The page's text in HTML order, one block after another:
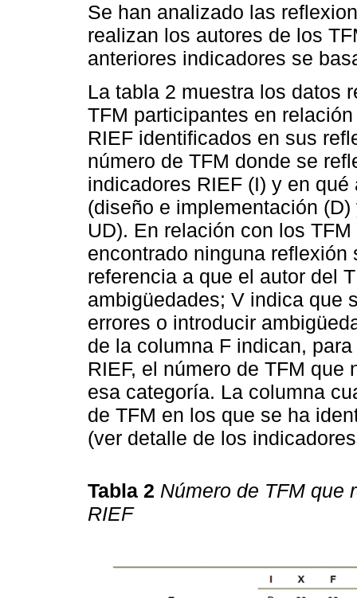
Se han analizado las
realizan los autores de los
anteriores indicadores se
La tabla 2 muestra los datos
TFM participantes en
RIEF identificados en sus
número de TFM donde se
indicadores RIEF (I) y en
(diseño e implementación
UD). En relación con los
encontrado ninguna
referencia a que el autor del
ambigüedades; V indica que
errores o introducir
de la columna F indican,
RIEF, el número de TFM
esa categoría. La columna
de TFM en los que se ha
(ver detalle de los
Tabla 2 Número de TFM que
RIEF